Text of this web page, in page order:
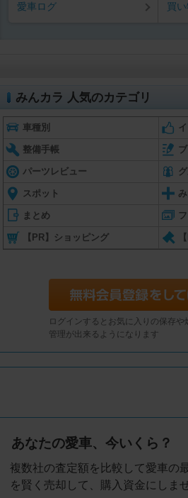
愛車ログ 買
みんカラ 人気のカテゴリ
車種別
整備手帳
パーツレビュー
スポット
まとめ
【PR】ショッピング
ログインするとお気に入りの保存や
管理が出来るようになります
あなたの愛車、今いくら？
複数社の査定額を比較して愛車の
を賢く売却して、購入資金にしま